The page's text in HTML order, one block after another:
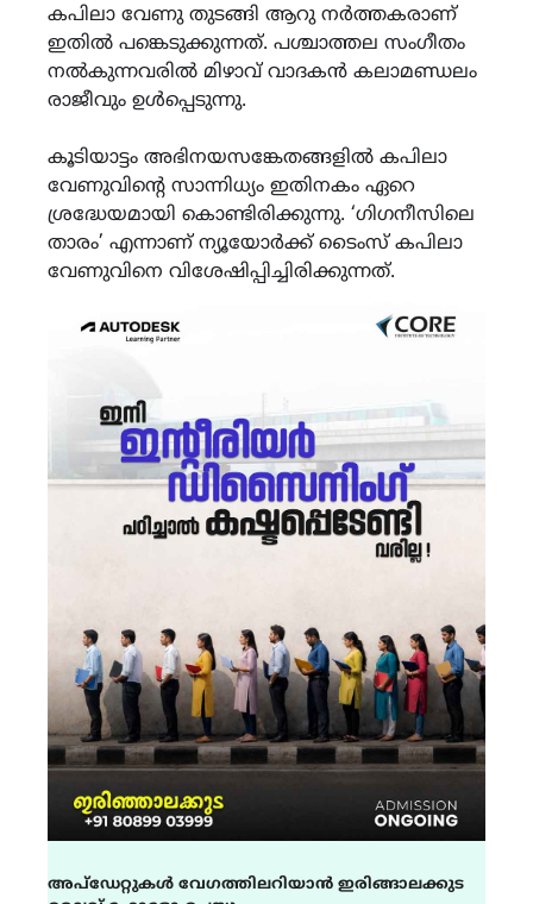
കപിലാ വേണു തുടങ്ങി ആറു നർത്തകരാണ്
ഇതിൽ പങ്കെടുക്കുന്നത്. പശ്ചാത്തല സംഗീതം
നൽകുന്നവരിൽ മിഴാവ് വാദകൻ കലാമണ്ഡലം
രാജീവും ഉൾപ്പെടുന്നു.
കൂടിയാട്ടം അഭിനയസങ്കേതങ്ങളിൽ കപിലാ
വേണുവിൻ്റെ സാന്നിധ്യം ഇതിനകം ഏറെ
ശ്രദ്ധേയമായി കൊണ്ടിരിക്കുന്നു. ‘ഗിഗനീസിലെ
താരം’ എന്നാണ് ന്യൂയോർക്ക് ടൈംസ് കപിലാ
വേണുവിനെ വിശേഷിപ്പിച്ചിരിക്കുന്നത്.
അപ്ഡേറ്റുകൾ വേഗത്തിലറിയാൻ ഇരിങ്ങാലക്കുട